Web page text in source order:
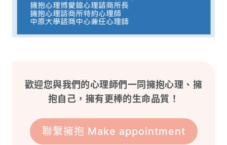
歡迎您與我們的心理師們一同擁抱心理、擁
抱自己，擁有更棒的生命品質！
聯繫擁抱 Make appointment